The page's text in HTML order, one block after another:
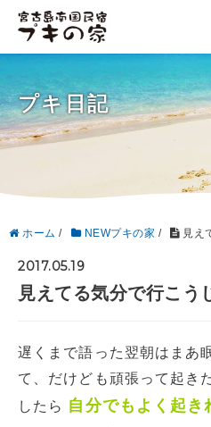
プキ日記
ホーム / NEWプキの家 / 見え
2017.05.19
見えてる気分で行こう
遅くまで語った翌朝はまあ
て、だけども頑張って起き
したら 自分でもよく起き